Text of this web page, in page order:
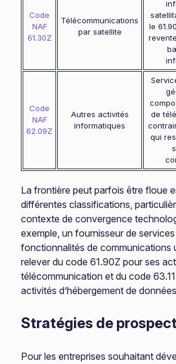
Code
NAF
61.30Z
Télécommunications
par satellite
le
Code
NAF
62.09Z
Autres activités
informatiques
de
qui
La frontière peut parfois être floue
différentes classifications,
contexte de convergence
exemple, un fournisseur de
fonctionnalités de communications
relever du code 61.90Z pour ses
télécommunication et du code
activités d’hébergement de
Stratégies de
Pour les entreprises souhaitant